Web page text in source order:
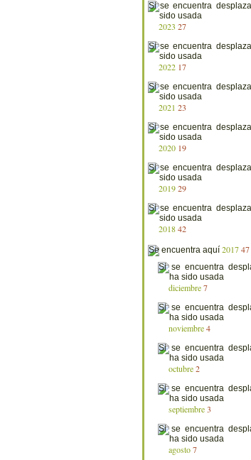
2023 27
2022 17
2021 23
2020 19
201929
201842
201747
diciembre 7
noviembre 4
octubre 2
septiembre 3
agosto 7